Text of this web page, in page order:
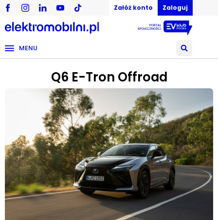
Załóż konto Zaloguj
MENU
Q6 E-Tron Offroad